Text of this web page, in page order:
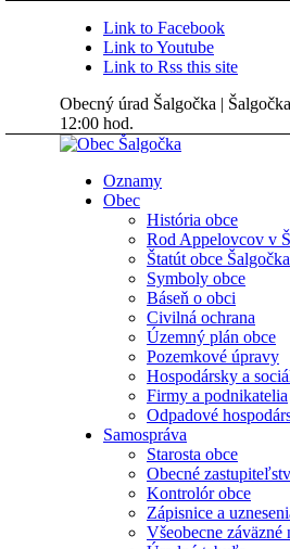
Link to Facebook
Link to Youtube
Link to Rss this site
Obecný úrad Šalgočka |
12:00 hod.
Oznamy
Obec
História obce
Rod Appelovcov v
Štatút obce Šalgočka
Symboly obce
Báseň o obci
Civilná ochrana
Územný plán obce
Pozemkové úpravy
Hospodársky a
Firmy a podnikatelia
Odpadové
Samospráva
Starosta obce
Obecné
Kontrolór obce
Zápisnice a
Všeobecne záväzné